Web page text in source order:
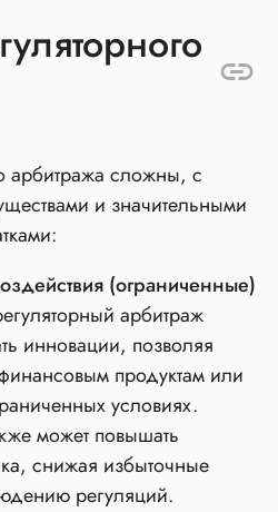
арбитража сложны, с
и значительными
(ограниченные)
арбитраж
инновации, позволяя
продуктам или
условиях.
может повышать
снижая избыточные
регуляций.